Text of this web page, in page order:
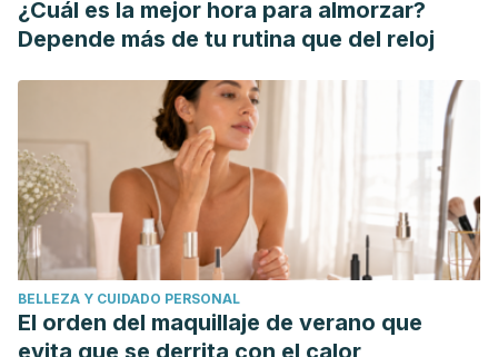
¿Cuál es la mejor hora para almorzar?
Depende más de tu rutina que del reloj
BELLEZA Y CUIDADO PERSONAL
El orden del maquillaje de verano que
evita que se derrita con el calor